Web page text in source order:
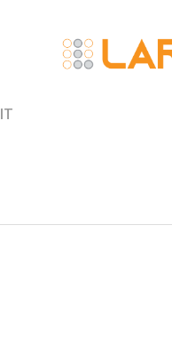
IT